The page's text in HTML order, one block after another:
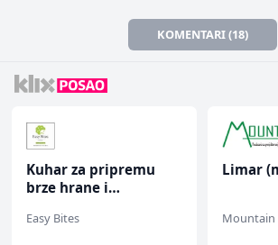
KOMENTARI (18)
Kuhar za pripremu
brze hrane i
ž)
Easy Bites
Limar
Mountain